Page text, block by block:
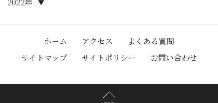
▼
ホーム アクセス
よくある質問
サイトマップ
サイトポリシー お問い合わせ